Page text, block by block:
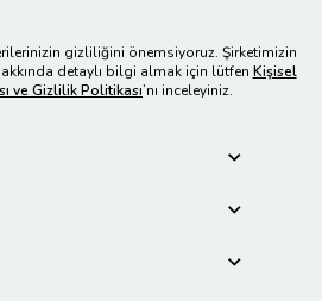
gizliliğini önemsiyoruz. Şirketimizin
detaylı bilgi almak için lütfen Kişisel
ve Gizlilik Politikası’nı inceleyiniz.